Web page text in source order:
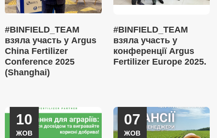
#BINFIELD_TEAM
взяла участь у Argus
China Fertilizer
Conference 2025
(Shanghai)
#BINFIELD_TEAM
взяла участь у
конференції Argus
Fertilizer Europe 2025.
10
ЖОВ
07
ЖОВ